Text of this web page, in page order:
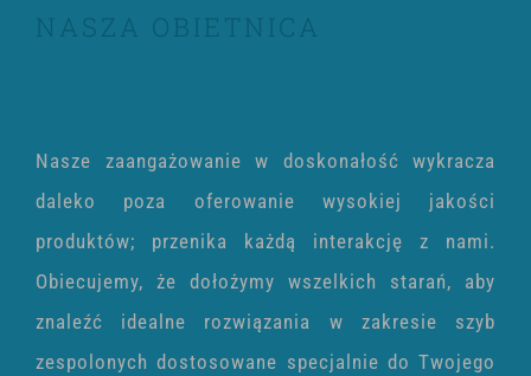
NASZA OBIETNICA
Nasze zaangażowanie w doskonałość wykracza
daleko poza oferowanie wysokiej jakości
produktów; przenika każdą interakcję z nami.
Obiecujemy, że dołożymy wszelkich starań, aby
znaleźć idealne rozwiązania w zakresie szyb
zespolonych dostosowane specjalnie do Twojego